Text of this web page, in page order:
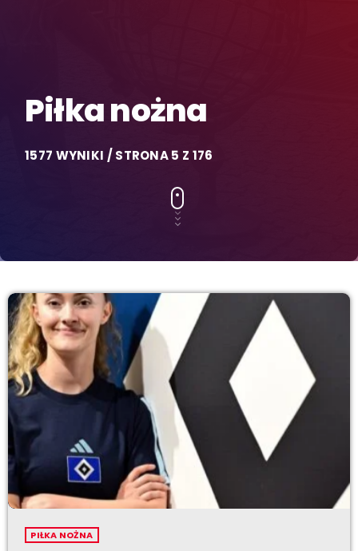
Piłka nożna
1577 WYNIKI / STRONA 5 Z 176
PIŁKA NOŻNA